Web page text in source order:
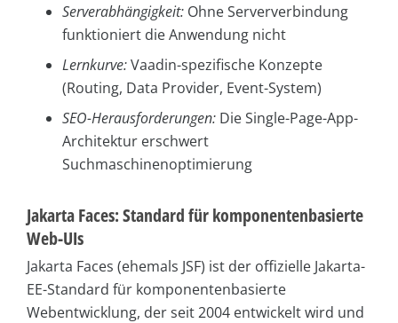
Serverabhängigkeit: Ohne Serververbindung
funktioniert die Anwendung nicht
Lernkurve:Vaadin-spezifische Konzepte
(Routing, Data Provider, Event-System)
SEO-Herausforderungen: Die Single-Page-App-
Architektur erschwert
Suchmaschinenoptimierung
Jakarta Faces: Standard für komponentenbasierte
Web-UIs
Jakarta Faces (ehemals JSF) ist der offizielle Jakarta-
EE-Standard für komponentenbasierte
Webentwicklung, der seit 2004 entwickelt wird und